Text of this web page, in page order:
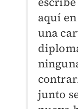
aquí
una
junto